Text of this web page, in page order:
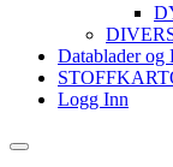
Datablader og
Logg Inn